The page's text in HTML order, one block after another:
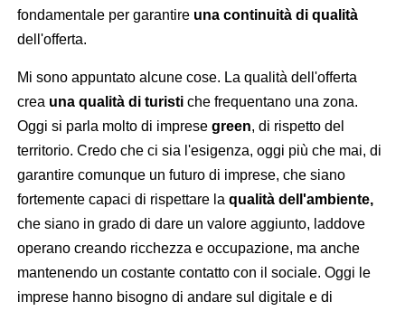
fondamentale per garantire una continuità di qualità
dell'offerta.
Mi sono appuntato alcune cose. La qualità dell'offerta
crea una qualità di turistiche frequentano una zona.
Oggi si parla molto di imprese green, di rispetto del
territorio. Credo che ci sia l'esigenza, oggi più che mai, di
garantire comunque un futuro di imprese, che siano
fortemente capaci di rispettare la qualità dell'ambiente,
che siano in grado di dare un valore aggiunto, laddove
operano creando ricchezza e occupazione, ma anche
mantenendo un costante contatto con il sociale. Oggi le
imprese hanno bisogno di andare sul digitale e di